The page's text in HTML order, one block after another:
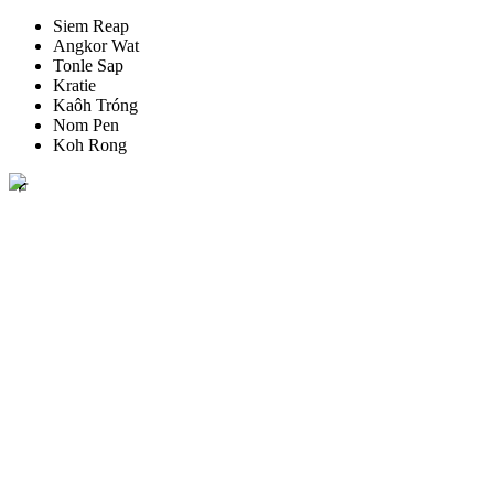
Siem Reap
Angkor Wat
Tonle Sap
Kratie
Kaôh Tróng
Nom Pen
Koh Rong